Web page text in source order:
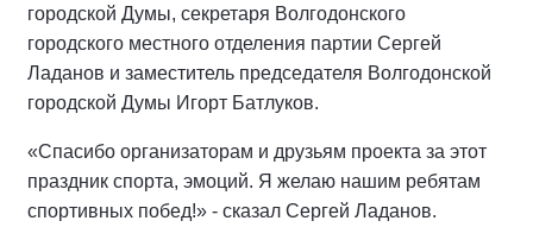
городской Думы, секретаря Волгодонского
городского местного отделения партии Сергей
Ладанов и заместитель председателя Волгодонской
городской Думы Игорт Батлуков.
«Спасибо организаторам и друзьям проекта за этот
праздник спорта, эмоций. Я желаю нашим ребятам
спортивных побед!» - сказал Сергей Ладанов.